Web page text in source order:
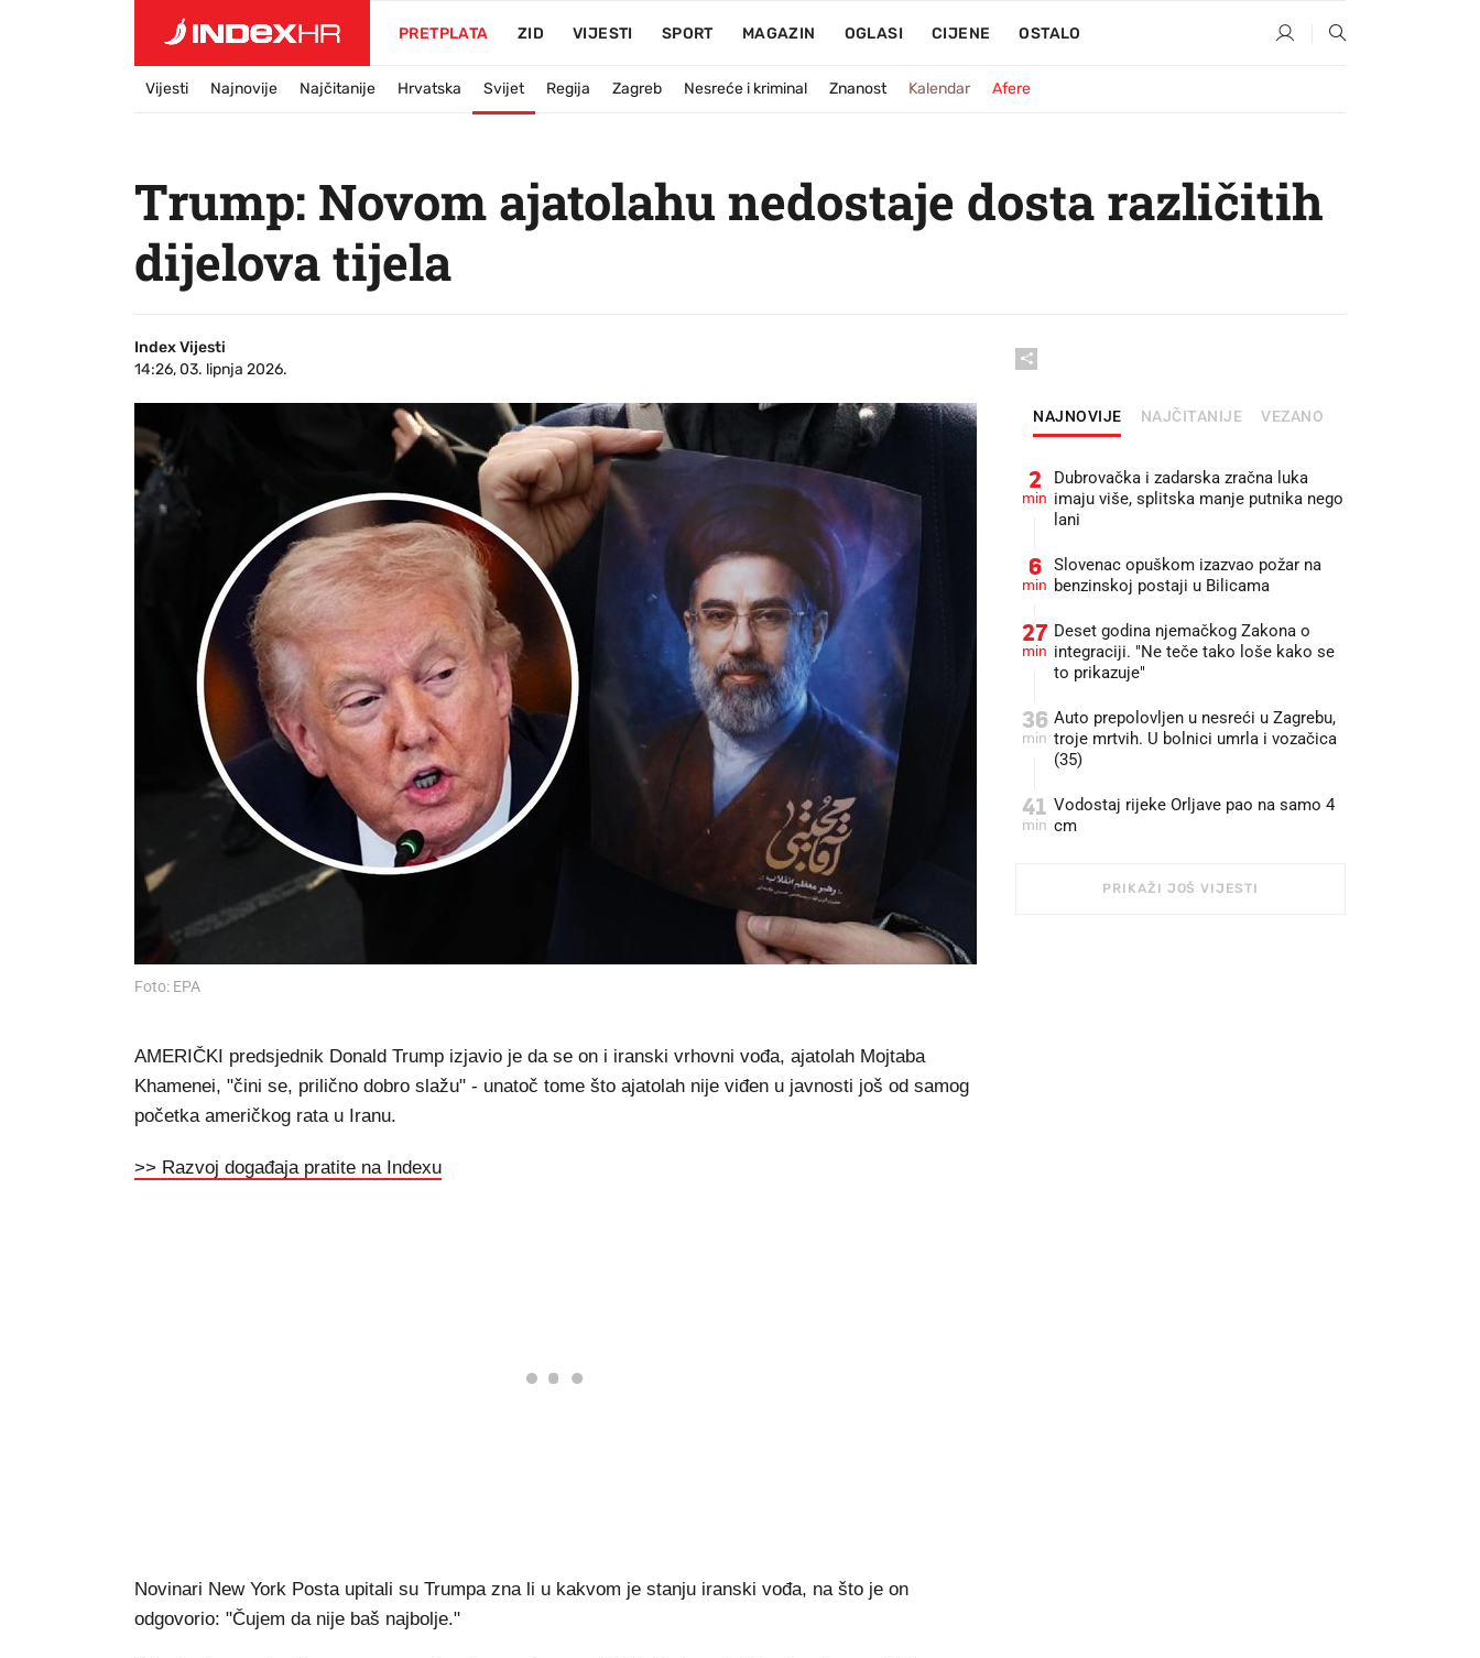
PRETPLATA ZID VIJESTI SPORT MAGAZIN OGLASI CIJENE OSTALO
Vijesti Najnovije Najčitanije Hrvatska Svijet Regija Zagreb Nesreće i kriminal Znanost Kalendar Afere
Trump: Novom ajatolahu nedostaje dosta različitih
dijelova tijela
Index Vijesti
14:26, 03. lipnja 2026.
Foto: EPA
AMERIČKI predsjednik Donald Trump izjavio je da se on i iranski vrhovni vođa, ajatolah Mojtaba
Khamenei, "čini se, prilično dobro slažu" - unatoč tome što ajatolah nije viđen u javnosti još od samog
početka američkog rata u Iranu.
>> Razvoj događaja pratite na Indexu
Novinari New York Posta upitali su Trumpa zna li u kakvom je stanju iranski vođa, na što je on
odgovorio: "Čujem da nije baš najbolje."
NAJNOVIJE NAJČITANIJE VEZANO
2
min
Dubrovačka i zadarska zračna luka
imaju više, splitska manje putnika nego
lani
6
min
Slovenac opuškom izazvao požar na
benzinskoj postaji u Bilicama
27
min
Deset godina njemačkog Zakona o
integraciji. "Ne teče tako loše kako se
to prikazuje"
36
min
Auto prepolovljen u nesreći u Zagrebu,
troje mrtvih. U bolnici umrla i vozačica
(35)
41
min
Vodostaj rijeke Orljave pao na samo 4
cm
PRIKAŽI JOŠ VIJESTI